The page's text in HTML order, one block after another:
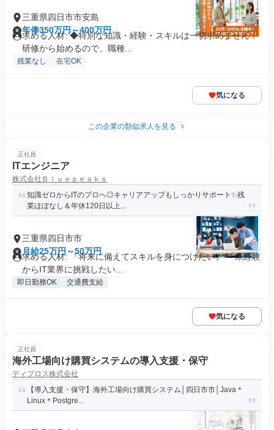
三重県四日市市安島
年俸350万円～400万円
求める人材: ◆特別な知識・経験・スキルは一切求めません！
研修から始めるので、職種...
残業なし 在宅OK
気になる
この企業の類似求人を見る
正社員
ITエンジニア
株式会社Ｂｌｕｅｐｅａｋｓ
知識ゼロからITのプロへ◎キャリアアップもしっかりサポート✨残
業ほぼなし＆年休120日以上...
三重県四日市市
月給25万円～50万円
求める人材: 『将来に備えてスキルを身につけたい』 『未経験
からIT業界に挑戦したい...
即日勤務OK 交通費支給
気になる
正社員
海外工場向け購買システムの導入支援・保守
ディプロス株式会社
【導入支援・保守】海外工場向け購買システム│四日市市│Java＊
Linux＊Postgre...